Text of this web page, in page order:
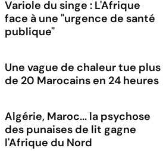
Variole du singe : L'Afrique
face à une "urgence de santé
publique"
Une vague de chaleur tue plus
de 20 Marocains en 24 heures
Algérie, Maroc... la psychose
des punaises de lit gagne
l'Afrique du Nord